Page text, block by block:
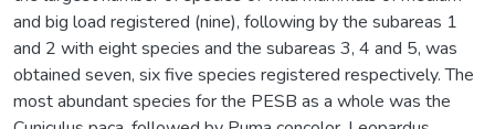
and big load registered (nine), following by the subareas 1
and 2 with eight species and the subareas 3, 4 and 5, was
obtained seven, six five species registered respectively. The
most abundant species for the PESB as a whole was the